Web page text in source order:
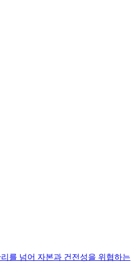
를 넘어 자본과 건전성을 위협하는